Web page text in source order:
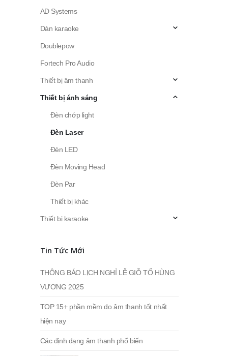
AD Systems
Dàn karaoke
Doublepow
Fortech Pro Audio
Thiết bị âm thanh
Thiết bị ánh sáng
Đèn chớp light
Đèn Laser
Đèn LED
Đèn Moving Head
Đèn Par
Thiết bị khác
Thiết bị karaoke
Tin Tức Mới
THÔNG BÁO LỊCH NGHỈ LỄ GIỖ TỔ HÙNG
VƯƠNG 2025
TOP 15+ phần mềm do âm thanh tốt nhất
hiện nay
Các định dạng âm thanh phổ biến